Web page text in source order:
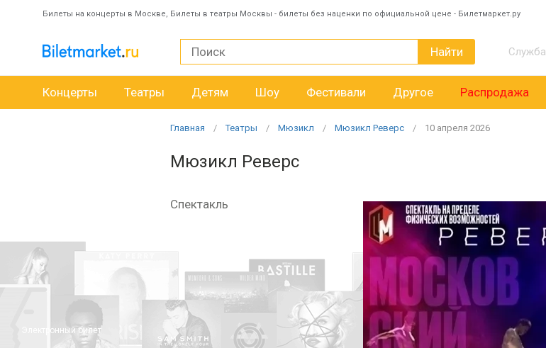
Билеты на концерты в Москве, Билеты в театры Москвы - билеты без наценки по официальной цене - Билетмаркет.ру
Найти
Концерты Театры Детям Шоу Фестивали Другое Распродажа
Главная Театры Мюзикл Мюзикл Реверс 10 апреля 2026
Мюзикл Реверс
Спектакль
Электронный билет